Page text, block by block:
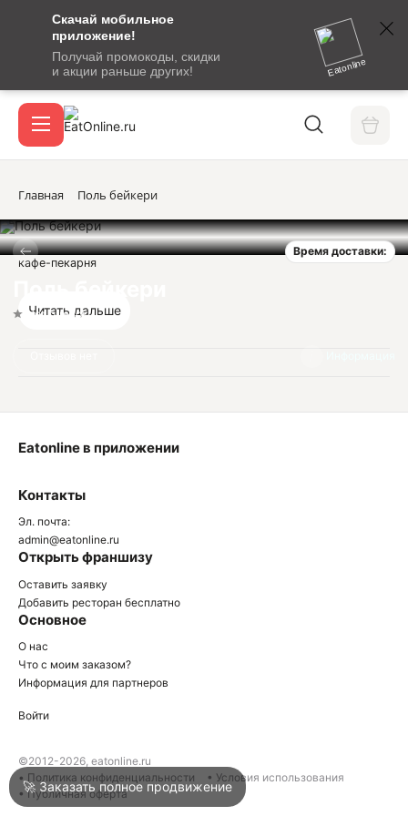
Скачай мобильное
приложение!
Получай промокоды, скидки
и акции раньше других!
Eatonline
сообщение
кодом
подтверждения
Вход / регистрация
Акции
Войти
Написать в техподдержку
Главная Поль бейкери
Время доставки:
Нет оценок
кафе-пекарня
Читать дальше
Контакты
Эл. почта:
admin@eatonline.ru
Открыть франшизу
Оставить заявку
Добавить ресторан бесплатно
Основное
О нас
Что с моим заказом?
Информация для партнеров
Eatonline в приложении
Войти
©2012-2026, eatonline.ru
• Политика конфиденциальности
• Условия использования
• Публичная оферта
🚀 Заказать полное продвижение